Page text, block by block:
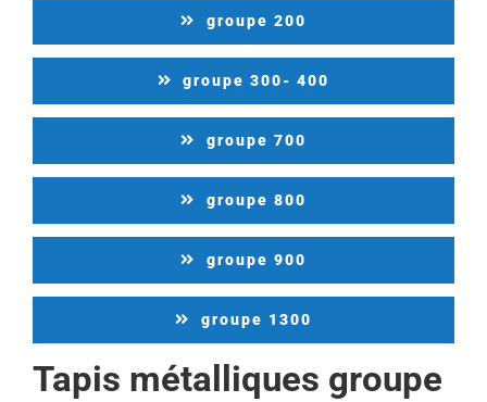
groupe 200
groupe 300- 400
groupe 700
groupe 800
groupe 900
groupe 1300
Tapis métalliques groupe